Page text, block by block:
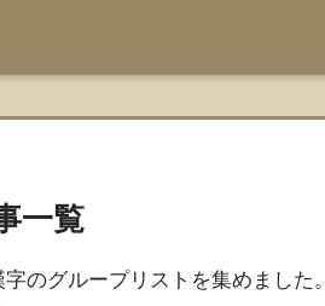
一覧
のグループリストを集めました。